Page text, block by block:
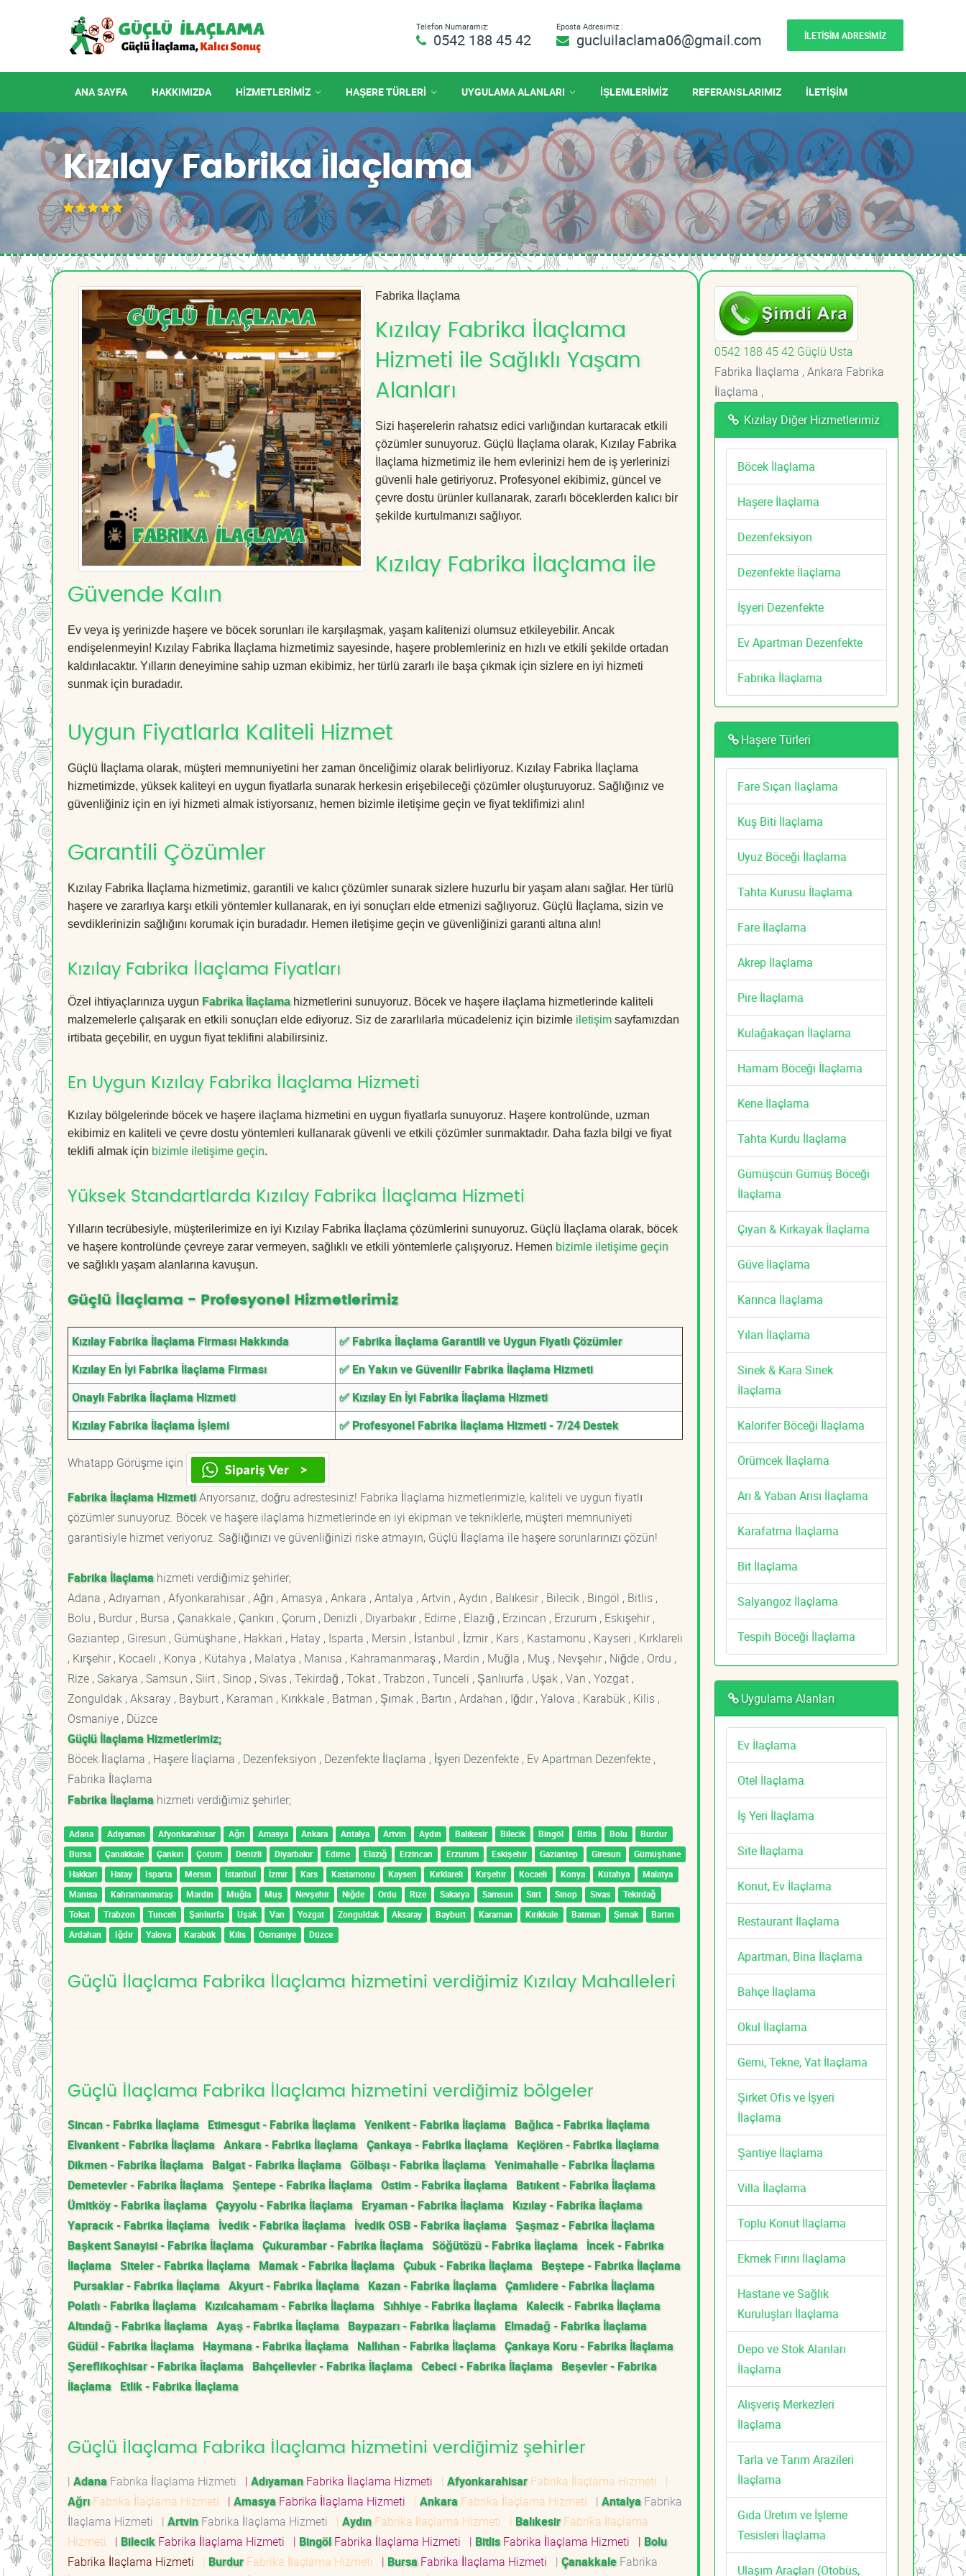
Telefon Numaramız:
0542 188 45 42
Eposta Adresimiz :
gucluilaclama06@gmail.com İLETİŞİM ADRESİMİZ
ANA SAYFA HAKKIMIZDA HIZMETLERIMIZ HAŞERE TÜRLERİ UYGULAMA ALANLARI İŞLEMLERİMİZ REFERANSLARIMIZ İLETİŞİM
Kızılay Fabrika İlaçlama
Fabrika İlaçlama
Kızılay Fabrika İlaçlama
Hizmeti ile Sağlıklı Yaşam
Alanları
Sizi haşerelerin rahatsız edici varlığından kurtaracak etkili
çözümler sunuyoruz. Güçlü İlaçlama olarak, Kızılay Fabrika
İlaçlama hizmetimiz ile hem evlerinizi hem de iş yerlerinizi
güvenli hale getiriyoruz. Profesyonel ekibimiz, güncel ve
çevre dostu ürünler kullanarak, zararlı böceklerden kalıcı bir
şekilde kurtulmanızı sağlıyor.
Kızılay Fabrika İlaçlama ile
Güvende Kalın
Ev veya iş yerinizde haşere ve böcek sorunları ile karşılaşmak, yaşam kalitenizi olumsuz etkileyebilir. Ancak
endişelenmeyin! Kızılay Fabrika İlaçlama hizmetimiz sayesinde, haşere problemleriniz en hızlı ve etkili şekilde ortadan
kaldırılacaktır. Yılların deneyimine sahip uzman ekibimiz, her türlü zararlı ile başa çıkmak için sizlere en iyi hizmeti
sunmak için buradadır.
Uygun Fiyatlarla Kaliteli Hizmet
Güçlü İlaçlama olarak, müşteri memnuniyetini her zaman önceliğimiz olarak belirliyoruz. Kızılay Fabrika İlaçlama
hizmetimizde, yüksek kaliteyi en uygun fiyatlarla sunarak herkesin erişebileceği çözümler oluşturuyoruz. Sağlığınız ve
güvenliğiniz için en iyi hizmeti almak istiyorsanız, hemen bizimle iletişime geçin ve fiyat teklifimizi alın!
Garantili Çözümler
Kızılay Fabrika İlaçlama hizmetimiz, garantili ve kalıcı çözümler sunarak sizlere huzurlu bir yaşam alanı sağlar. Her türlü
haşere ve zararlıya karşı etkili yöntemler kullanarak, en iyi sonuçları elde etmenizi sağlıyoruz. Güçlü İlaçlama, sizin ve
sevdiklerinizin sağlığını korumak için buradadır. Hemen iletişime geçin ve güvenliğinizi garanti altına alın!
Kızılay Fabrika İlaçlama Fiyatları
Özel ihtiyaçlarınıza uygun Fabrika İlaçlamahizmetlerini sunuyoruz. Böcek ve haşere ilaçlama hizmetlerinde kaliteli
malzemelerle çalışarak en etkili sonuçları elde ediyoruz. Siz de zararlılarla mücadeleniz için bizimle iletişim sayfamızdan
irtibata geçebilir, en uygun fiyat teklifini alabilirsiniz.
En Uygun Kızılay Fabrika İlaçlama Hizmeti
Kızılay bölgelerinde böcek ve haşere ilaçlama hizmetini en uygun fiyatlarla sunuyoruz. Haşere kontrolünde, uzman
ekibimiz en kaliteli ve çevre dostu yöntemleri kullanarak güvenli ve etkili çözümler sunmaktadır. Daha fazla bilgi ve fiyat
teklifi almak için bizimle iletişime geçin.
Yüksek Standartlarda Kızılay Fabrika İlaçlama Hizmeti
Yılların tecrübesiyle, müşterilerimize en iyi Kızılay Fabrika İlaçlama çözümlerini sunuyoruz. Güçlü İlaçlama olarak, böcek
ve haşere kontrolünde çevreye zarar vermeyen, sağlıklı ve etkili yöntemlerle çalışıyoruz. Hemen bizimle iletişime geçin
ve sağlıklı yaşam alanlarına kavuşun.
Güçlü İlaçlama - Profesyonel Hizmetlerimiz
Kızılay Fabrika İlaçlama Firması Hakkında
✅ Fabrika İlaçlama Garantili ve Uygun Fiyatlı Çözümler
Kızılay En İyi Fabrika İlaçlama Firması
✅ En Yakın ve Güvenilir Fabrika İlaçlama Hizmeti
Onaylı Fabrika İlaçlama Hizmeti
✅ Kızılay En İyi Fabrika İlaçlama Hizmeti
Kızılay Fabrika İlaçlama İşlemi
✅ Profesyonel Fabrika İlaçlama Hizmeti - 7/24 Destek
Whatapp Görüşme için
Fabrika İlaçlama HizmetiArıyorsanız, doğru adrestesiniz! Fabrika İlaçlama hizmetlerimizle, kaliteli ve uygun fiyatlı
çözümler sunuyoruz. Böcek ve haşere ilaçlama hizmetlerinde en iyi ekipman ve tekniklerle, müşteri memnuniyeti
garantisiyle hizmet veriyoruz. Sağlığınızı ve güvenliğinizi riske atmayın, Güçlü İlaçlama ile haşere sorunlarınızı çözün!
Fabrika İlaçlama hizmeti verdiğimiz şehirler;
Adana , Adıyaman , Afyonkarahisar , Ağrı , Amasya , Ankara , Antalya , Artvin , Aydın , Balıkesir , Bilecik , Bingöl , Bitlis ,
Bolu , Burdur , Bursa , Çanakkale , Çankırı , Çorum , Denizli , Diyarbakır , Edirne , Elazığ , Erzincan , Erzurum , Eskişehir ,
Gaziantep , Giresun , Gümüşhane , Hakkari , Hatay , Isparta , Mersin , İstanbul , İzmir , Kars , Kastamonu , Kayseri , Kırklareli
, Kırşehir , Kocaeli , Konya , Kütahya , Malatya , Manisa , Kahramanmaraş , Mardin , Muğla , Muş , Nevşehir , Niğde , Ordu ,
Rize , Sakarya , Samsun , Siirt , Sinop , Sivas , Tekirdağ , Tokat , Trabzon , Tunceli , Şanlıurfa , Uşak , Van , Yozgat ,
Zonguldak , Aksaray , Bayburt , Karaman , Kırıkkale , Batman , Şırnak , Bartın , Ardahan , Iğdır , Yalova , Karabük , Kilis ,
Osmaniye , Düzce
Güçlü İlaçlama Hizmetlerimiz;
Böcek İlaçlama , Haşere İlaçlama , Dezenfeksiyon , Dezenfekte İlaçlama , İşyeri Dezenfekte , Ev Apartman Dezenfekte ,
Fabrika İlaçlama
Fabrika İlaçlama hizmeti verdiğimiz şehirler;
Adana Adıyaman Afyonkarahisar Ağrı Amasya Ankara Antalya Artvin Aydın Balıkesir Bilecik Bingöl Bitlis Bolu
Burdur
Bursa
Çanakkale Çankırı Çorum Denizli Diyarbakır Edirne Elazığ Erzincan Erzurum Eskişehir Gaziantep Giresun
Gümüşhane
Hakkari
Hatay Isparta Mersin İstanbul İzmir Kars Kastamonu Kayseri Kırklareli Kırşehir Kocaeli Konya Kütahya
Malatya
Manisa
Kahramanmaraş Mardin Muğla Muş Nevşehir Niğde Ordu Rize Sakarya Samsun Siirt Sinop Sivas
Tekirdağ
Tokat
Trabzon Tunceli Şanlıurfa Uşak Van Yozgat Zonguldak Aksaray Bayburt Karaman Kırıkkale Batman Şırnak
Bartın
Ardahan
Iğdır Yalova Karabük Kilis Osmaniye Düzce
Güçlü İlaçlama Fabrika İlaçlama hizmetini verdiğimiz Kızılay Mahalleleri
Güçlü İlaçlama Fabrika İlaçlama hizmetini verdiğimiz bölgeler
Sincan - Fabrika İlaçlama Etimesgut - Fabrika İlaçlama Yenikent - Fabrika İlaçlama Bağlıca - Fabrika İlaçlama
Elvankent - Fabrika İlaçlama Ankara - Fabrika İlaçlama Çankaya - Fabrika İlaçlama Keçiören - Fabrika İlaçlama
Dikmen - Fabrika İlaçlama Balgat - Fabrika İlaçlama Gölbaşı - Fabrika İlaçlama Yenimahalle - Fabrika İlaçlama
Demetevler - Fabrika İlaçlama Şentepe - Fabrika İlaçlama Ostim - Fabrika İlaçlama Batıkent - Fabrika İlaçlama
Ümitköy - Fabrika İlaçlama Çayyolu - Fabrika İlaçlama Eryaman - Fabrika İlaçlama Kızılay - Fabrika İlaçlama
Yapracık - Fabrika İlaçlama İvedik - Fabrika İlaçlama İvedik OSB - Fabrika İlaçlama Şaşmaz - Fabrika İlaçlama
Başkent Sanayisi - Fabrika İlaçlama Çukurambar - Fabrika İlaçlama Söğütözü - Fabrika İlaçlama İncek - Fabrika
İlaçlama Siteler - Fabrika İlaçlama Mamak - Fabrika İlaçlama Çubuk - Fabrika İlaçlama Beştepe - Fabrika İlaçlama
Pursaklar - Fabrika İlaçlama Akyurt - Fabrika İlaçlama Kazan - Fabrika İlaçlama Çamlıdere - Fabrika İlaçlama
Polatlı - Fabrika İlaçlama Kızılcahamam - Fabrika İlaçlama Sıhhiye - Fabrika İlaçlama Kalecik - Fabrika İlaçlama
Altındağ - Fabrika İlaçlama Ayaş - Fabrika İlaçlama Baypazarı - Fabrika İlaçlama Elmadağ - Fabrika İlaçlama
Güdül - Fabrika İlaçlama Haymana - Fabrika İlaçlama Nallıhan - Fabrika İlaçlama Çankaya Koru - Fabrika İlaçlama
Şereflikoçhisar - Fabrika İlaçlama Bahçelievler - Fabrika İlaçlama Cebeci - Fabrika İlaçlama Beşevler - Fabrika
İlaçlama Etlik - Fabrika İlaçlama
Güçlü İlaçlama Fabrika İlaçlama hizmetini verdiğimiz şehirler
| Adana Fabrika İlaçlama Hizmeti | AdıyamanFabrika İlaçlama Hizmeti | Afyonkarahisar Fabrika İlaçlama Hizmeti
|
AğrıFabrika İlaçlama Hizmeti | Amasya Fabrika İlaçlama Hizmeti | Ankara Fabrika İlaçlama Hizmeti | Antalya Fabrika
İlaçlama Hizmeti
| ArtvinFabrika İlaçlama Hizmeti | AydınFabrika İlaçlama Hizmeti | Balıkesir Fabrika İlaçlama
Hizmeti
| Bilecik Fabrika İlaçlama Hizmeti | BingölFabrika İlaçlama Hizmeti | BitlisFabrika İlaçlama Hizmeti | Bolu
Fabrika İlaçlama Hizmeti
| Burdur Fabrika İlaçlama Hizmeti | Bursa Fabrika İlaçlama Hizmeti | ÇanakkaleFabrika
0542 188 45 42 Güçlü Usta
Fabrika İlaçlama , Ankara Fabrika
İlaçlama ,
Kızılay Diğer Hizmetlerimiz
Böcek İlaçlama
Haşere İlaçlama
Dezenfeksiyon
Dezenfekte İlaçlama
İşyeri Dezenfekte
Ev Apartman Dezenfekte
Fabrika İlaçlama
Haşere Türleri
Fare Sıçan İlaçlama
Kuş Biti İlaçlama
Uyuz Böceği İlaçlama
Tahta Kurusu İlaçlama
Fare İlaçlama
Akrep İlaçlama
Pire İlaçlama
Kulağakaçan İlaçlama
Hamam Böceği İlaçlama
Kene İlaçlama
Tahta Kurdu İlaçlama
Gümüşcün Gümüş Böceği
İlaçlama
Çıyan & Kırkayak İlaçlama
Güve İlaçlama
Karınca İlaçlama
Yılan İlaçlama
Sinek & Kara Sinek
İlaçlama
Kalorifer Böceği İlaçlama
Örümcek İlaçlama
Arı & Yaban Arısı İlaçlama
Karafatma İlaçlama
Bit İlaçlama
Salyangoz İlaçlama
Tespih Böceği İlaçlama
Uygulama Alanları
Ev İlaçlama
Otel İlaçlama
İş Yeri İlaçlama
Site İlaçlama
Konut, Ev İlaçlama
Restaurant İlaçlama
Apartman, Bina İlaçlama
Bahçe İlaçlama
Okul İlaçlama
Gemi, Tekne, Yat İlaçlama
Şirket Ofis ve İşyeri
İlaçlama
Şantiye İlaçlama
Villa İlaçlama
Toplu Konut İlaçlama
Ekmek Fırını İlaçlama
Hastane ve Sağlık
Kuruluşları İlaçlama
Depo ve Stok Alanları
İlaçlama
Alışveriş Merkezleri
İlaçlama
Tarla ve Tarım Arazileri
İlaçlama
Gıda Üretim ve İşleme
Tesisleri İlaçlama
Ulaşım Araçları (Otobüs,